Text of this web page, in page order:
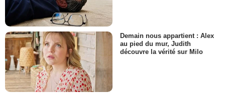
Demain nous appartient : Alex
au pied du mur, Judith
découvre la vérité sur Milo